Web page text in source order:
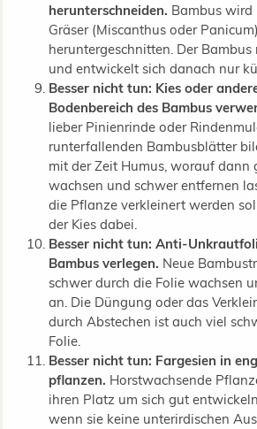
herunterschneiden. Bambus wird
Gräser (Miscanthus oder Panicum)
heruntergeschnitten. Der
und entwickelt sich danach nur
Besser nicht tun: Kies oder
Bodenbereich des Bambus
lieber Pinienrinde oder
runterfallenden Bambusblätter
mit der Zeit Humus, worauf dann
wachsen und schwer entfernen
die Pflanze verkleinert werden
der Kies dabei.
Besser nicht tun: Anti-
Bambus verlegen. Neue
schwer durch die Folie wachsen
an. Die Düngung oder das
durch Abstechen ist auch viel
Folie.
Besser nicht tun: Fargesien in
pflanzen. Horstwachsende
ihren Platz um sich gut
wenn sie keine unterirdischen